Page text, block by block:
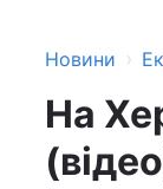
Новини ›
На